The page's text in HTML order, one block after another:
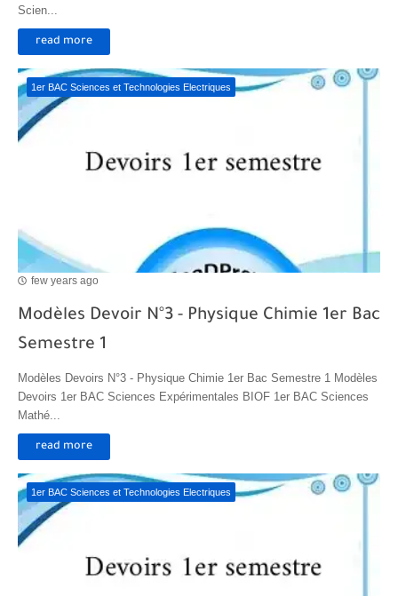
Scien...
read more
1er BAC Sciences et Technologies Electriques
few years ago
Modèles Devoir N°3 - Physique Chimie 1er Bac
Semestre 1
Modèles Devoirs N°3 - Physique Chimie 1er Bac Semestre 1 Modèles
Devoirs 1er BAC Sciences Expérimentales BIOF 1er BAC Sciences
Mathé...
read more
1er BAC Sciences et Technologies Electriques